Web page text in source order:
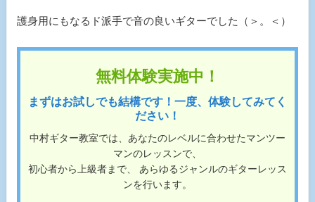
護身用にもなるド派手で音の良いギターでした（＞。＜）
無料体験実施中！
まずはお試しでも結構です！一度、体験してみてく
ださい！
中村ギター教室では、あなたのレベルに合わせたマンツー
マンのレッスンで、
初心者から上級者まで、 あらゆるジャンルのギターレッス
ンを行います。